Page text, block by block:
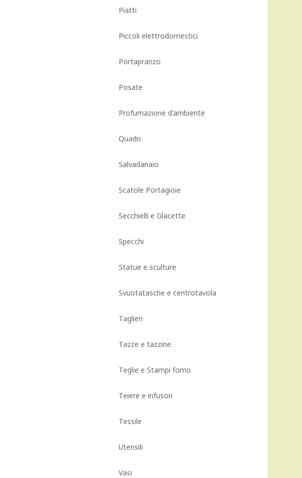
Piatti
Piccoli elettrodomestici
Portapranzo
Posate
Profumazione d’ambiente
Quadri
Salvadanaio
Scatole Portagioie
Secchielli e Glacette
Specchi
Statue e sculture
Svuotatasche e centrotavola
Taglieri
Tazze e tazzine
Teglie e Stampi forno
Teiere e infusori
Tessile
Utensili
Vasi